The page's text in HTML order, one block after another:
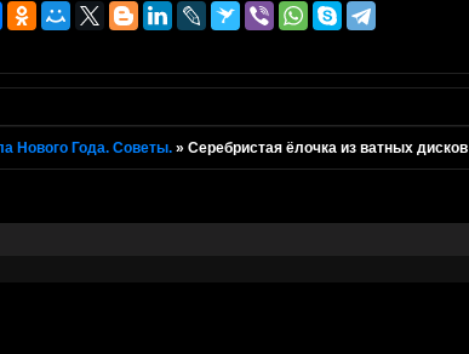
Нового Года. Советы. »Серебристая ёлочка из ватных дисков